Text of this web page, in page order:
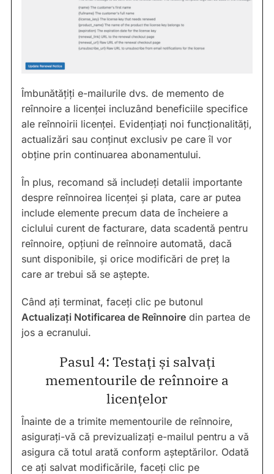
Îmbunătățiți e-mailurile dvs. de memento de
reînnoire a licenței incluzând beneficiile specifice
ale reînnoirii licenței. Evidențiați noi funcționalități,
actualizări sau conținut exclusiv pe care îl vor
obține prin continuarea abonamentului.
În plus, recomand să includeți detalii importante
despre reînnoirea licenței și plata, care ar putea
include elemente precum data de încheiere a
ciclului curent de facturare, data scadentă pentru
reînnoire, opțiuni de reînnoire automată, dacă
sunt disponibile, și orice modificări de preț la
care ar trebui să se aștepte.
Când ați terminat, faceți clic pe butonul
Actualizați Notificarea de Reînnoire din partea de
jos a ecranului.
Pasul 4: Testați și salvați
mementourile de reînnoire a
licențelor
Înainte de a trimite mementourile de reînnoire,
asigurați-vă că previzualizați e-mailul pentru a vă
asigura că totul arată conform așteptărilor. Odată
ce ați salvat modificările, faceți clic pe